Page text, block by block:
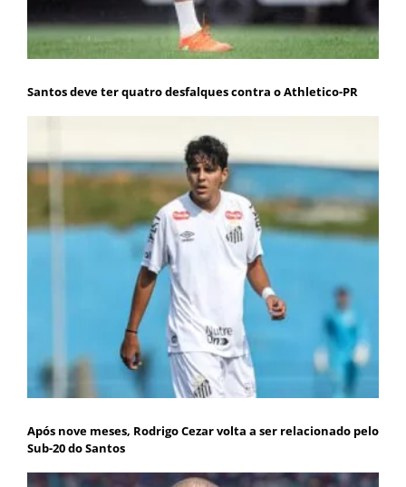
Santos deve ter quatro desfalques contra o Athletico-PR
Após nove meses, Rodrigo Cezar volta a ser relacionado pelo
Sub-20 do Santos